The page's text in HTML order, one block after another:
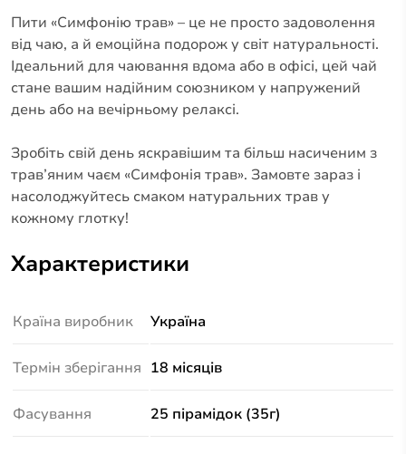
Пити «Симфонію трав» – це не просто задоволення
від чаю, а й емоційна подорож у світ натуральності.
Ідеальний для чаювання вдома або в офісі, цей чай
стане вашим надійним союзником у напружений
день або на вечірньому релаксі.
Зробіть свій день яскравішим та більш насиченим з
трав’яним чаєм «Симфонія трав». Замовте зараз і
насолоджуйтесь смаком натуральних трав у
кожному глотку!
Характеристики
Країна виробник Україна
Термін зберігання 18 місяців
Фасування 25 пірамідок (35г)